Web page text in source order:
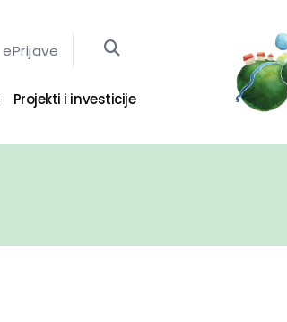
ePrijave
Projekti i investicije